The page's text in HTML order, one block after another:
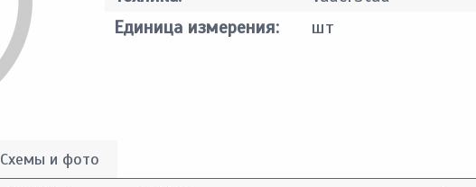
Единица измерения:
шт
Схемы и фото